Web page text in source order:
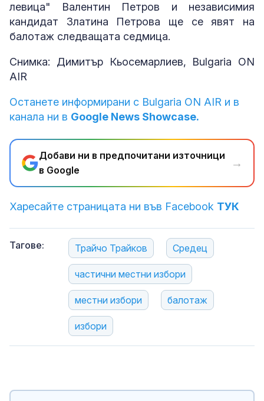
левица" Валентин Петров и независимия
кандидат Златина Петрова ще се явят на
балотаж следващата седмица.
Снимка: Димитър Кьосемарлиев, Bulgaria ON
AIR
Останете информирани с Bulgaria ON AIR и в
канала ни в Google News Showcase.
Добави ни в предпочитани източници
в Google
→
Харесайте страницата ни във Facebook ТУК
Тагове: Трайчо Трайков Средец
частични местни избори
местни избори балотаж
избори